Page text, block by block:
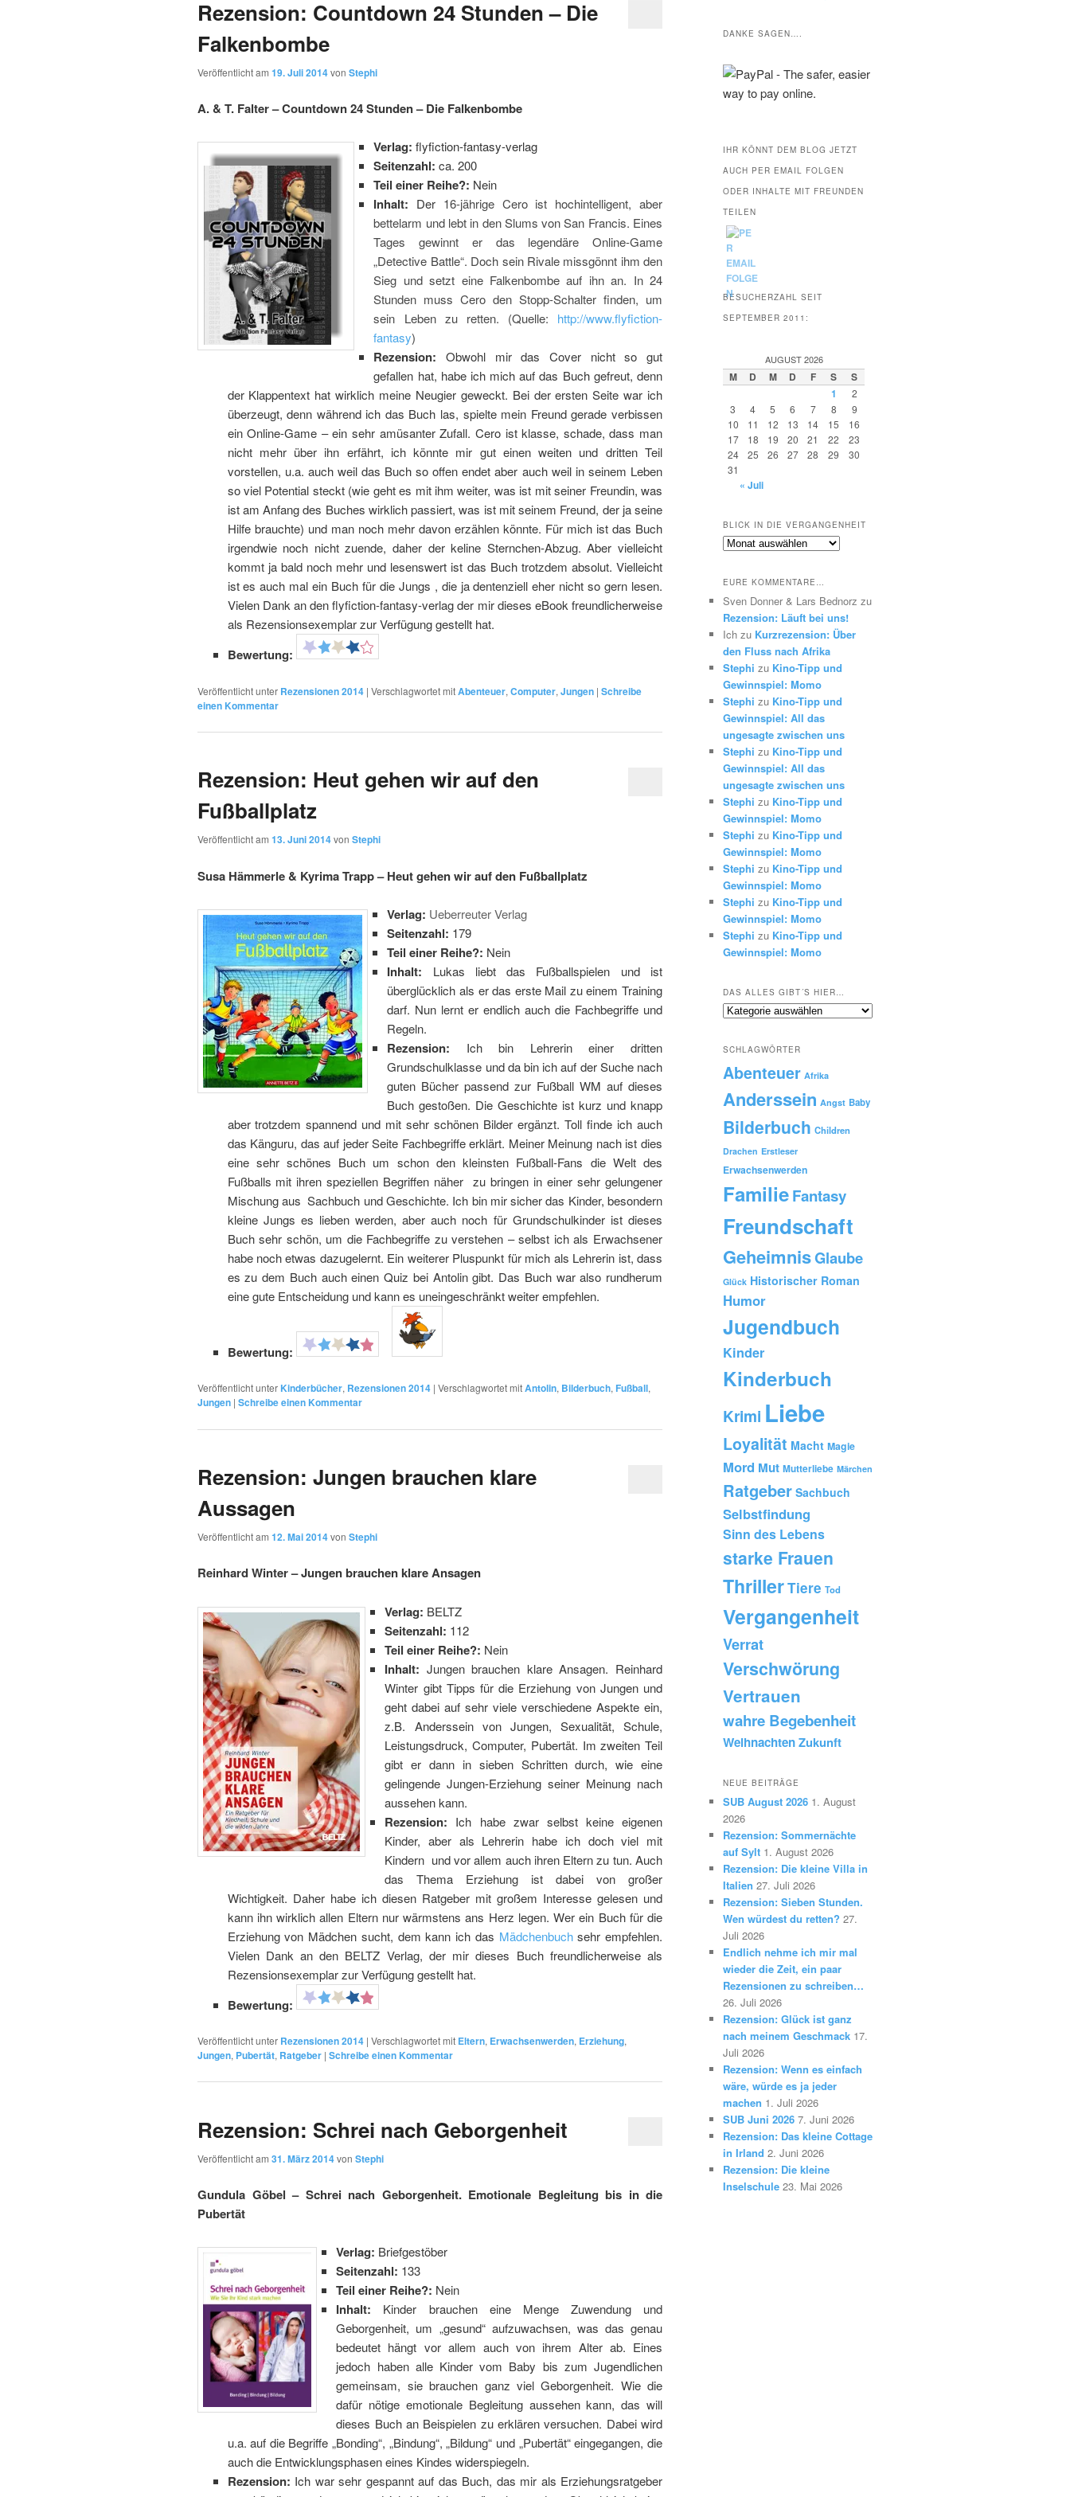
Rezension: Countdown 24 Stunden – Die
Falkenbombe
Veröffentlicht am 19. Juli 2014von Stephi
A. & T. Falter – Countdown 24 Stunden – Die Falkenbombe
Verlag:flyfiction-fantasy-verlag
Seitenzahl:ca. 200
Teil einer Reihe?: Nein
Inhalt: Der 16-jährige Cero ist hochintelligent, aber
bettelarm und lebt in den Slums von San Francis. Eines
Tages gewinnt er das legendäre Online-Game
„Detective Battle“. Doch sein Rivale missgönnt ihm den
Sieg undsetzt eine Falkenbombe auf ihn an. In 24
Stunden muss Cero den Stopp-Schalterfinden, um
sein Leben zu retten. (Quelle: http://www.flyfiction-
fantasy)
Rezension:Obwohl mir das Cover nicht so gut
gefallen hat, habe ich mich auf das Buch gefreut, denn
der Klappentext hat wirklich meine Neugier geweckt. Bei der ersten Seite war ich
überzeugt, denn während ich das Buch las, spielte mein Freund gerade verbissen
ein Online-Game – ein sehr amüsanter Zufall. Cero ist klasse, schade, dass man
nicht mehr über ihn erfährt, ich könnte mir gut einen weiten und dritten Teil
vorstellen, u.a. auch weil das Buch so offen endet aber auch weil in seinem Leben
so viel Potential steckt (wie geht es mit ihm weiter, was ist mit seiner Freundin, was
ist am Anfang des Buches wirklich passiert, was ist mit seinem Freund, der ja seine
Hilfe brauchte) und man noch mehr davon erzählen könnte. Für mich ist das Buch
irgendwie noch nicht zuende, daher der keline Sternchen-Abzug. Aber vielleicht
kommt ja bald noch mehr und lesenswert ist das Buch trotzdem absolut. Vielleicht
ist es auch mal ein Buch für die Jungs , die ja dentenziell eher nicht so gern lesen.
Vielen Dank an den flyfiction-fantasy-verlag der mir dieses eBook freundlicherweise
als Rezensionsexemplar zur Verfügung gestellt hat.
Bewertung:
Veröffentlicht unter Rezensionen 2014 | Verschlagwortet mitAbenteuer, Computer, Jungen | Schreibe
einen Kommentar
Rezension: Heut gehen wir auf den
Fußballplatz
Veröffentlicht am 13. Juni 2014von Stephi
Susa Hämmerle & Kyrima Trapp – Heut gehen wir auf den Fußballplatz
Verlag: Ueberreuter Verlag
Seitenzahl: 179
Teil einer Reihe?: Nein
Inhalt: Lukas liebt das Fußballspielen und ist
überglücklich als er das erste Mail zu einem Training
darf. Nun lernt er endlich auch die Fachbegriffe und
Regeln.
Rezension: Ich bin Lehrerin einer dritten
Grundschulklasse und da bin ich auf der Suche nach
guten Bücher passend zur Fußball WM auf dieses
Buch gestoßen. Die Geschichte ist kurz und knapp
aber trotzdem spannend und mit sehr schönen Bilder ergänzt. Toll finde ich auch
das Känguru, das auf jeder Seite Fachbegriffe erklärt. Meiner Meinung nach ist dies
eine sehr schönes Buch um schon den kleinsten Fußball-Fans die Welt des
Fußballs mit ihren speziellen Begriffen näher zu bringen in einer sehr gelungener
Mischung aus Sachbuch und Geschichte. Ich bin mir sicher das Kinder, besondern
kleine Jungs es lieben werden, aber auch noch für Grundschulkinder ist dieses
Buch sehr schön, um die Fachbegriffe zu verstehen – selbst ich als Erwachsener
habe noch etwas dazugelernt. Ein weiterer Pluspunkt für mich als Lehrerin ist, dass
es zu dem Buch auch einen Quiz bei Antolin gibt. Das Buch war also rundherum
eine gute Entscheidung und kann es uneingeschränkt weiter empfehlen.
Bewertung:
Veröffentlicht unter Kinderbücher, Rezensionen 2014 | Verschlagwortet mitAntolin, Bilderbuch, Fußball,
Jungen | Schreibe einen Kommentar
Rezension: Jungen brauchen klare
Aussagen
Veröffentlicht am 12. Mai 2014von Stephi
Reinhard Winter – Jungen brauchen klare Ansagen
Verlag: BELTZ
Seitenzahl: 112
Teil einer Reihe?: Nein
Inhalt: Jungen brauchen klare Ansagen. Reinhard
Winter gibt Tipps für die Erziehung von Jungen und
geht dabei auf sehr viele verschiedene Aspekte ein,
z.B. Anderssein von Jungen, Sexualität, Schule,
Leistungsdruck, Computer, Pubertät. Im zweiten Teil
gibt er dann in sieben Schritten durch, wie eine
gelingende Jungen-Erziehung seiner Meinung nach
aussehen kann.
Rezension: Ich habe zwar selbst keine eigenen
Kinder, aber als Lehrerin habe ich doch viel mit
Kindern und vor allem auch ihren Eltern zu tun. Auch
das Thema Erziehung ist dabei von großer
Wichtigkeit. Daher habe ich diesen Ratgeber mit großem Interesse gelesen und
kann ihn wirklich allen Eltern nur wärmstens ans Herz legen. Wer ein Buch für die
Erziehung von Mädchen sucht, dem kann ich das Mädchenbuchsehr empfehlen.
Vielen Dank an den BELTZ Verlag, der mir dieses Buch freundlicherweise als
Rezensionsexemplar zur Verfügung gestellt hat.
Bewertung:
Veröffentlicht unter Rezensionen 2014 | Verschlagwortet mit Eltern, Erwachsenwerden, Erziehung,
Jungen, Pubertät, Ratgeber | Schreibe einen Kommentar
Rezension: Schrei nach Geborgenheit
Veröffentlicht am 31. März 2014von Stephi
Gundula Göbel– Schrei nach Geborgenheit. Emotionale Begleitung bis in die
Pubertät
Verlag: Briefgestöber
Seitenzahl: 133
Teil einer Reihe?: Nein
Inhalt: Kinder brauchen eine Menge Zuwendung und
Geborgenheit, um „gesund“ aufzuwachsen, was das genau
bedeutet hängt vor allem auch von ihrem Alter ab. Eines
jedoch haben alle Kinder vom Baby bis zum Jugendlichen
gemeinsam, sie brauchen ganz viel Geborgenheit. Wie die
dafür nötige emotionale Begleitung aussehen kann, das will
dieses Buch an Beispielen zu erklären versuchen. Dabei wird
u.a. auf die Begriffe „Bonding“, „Bindung“, „Bildung“ und „Pubertät“ eingegangen, die
auch die Entwicklungsphasen eines Kindes widerspiegeln.
Rezension: Ich war sehr gespannt auf das Buch, das mir als Erziehungsratgeber
DANKE SAGEN….
IHR KÖNNT DEM BLOG JETZT
AUCH PER EMAIL FOLGEN
ODER INHALTE MIT FREUNDEN
TEILEN
BESUCHERZAHL SEIT
SEPTEMBER 2011:
AUGUST 2026
M D M D F S
S
1
2
3
4 5 6 7 8
9
10
11 12 13 14 15
16
17
18 19 20 21 22
23
24
25 26 27 28 29
30
31
« Juli
BLICK IN DIE VERGANGENHEIT
Blick
Vergangenheit
EURE KOMMENTARE…
Sven Donner & Lars Bednorz zu
Rezension: Läuft bei uns!
Ich zu Kurzrezension: Über
den Fluss nach Afrika
Stephi zu Kino-Tipp und
Gewinnspiel: Momo
Stephi zu Kino-Tipp und
Gewinnspiel: All das
ungesagte zwischen uns
Stephi zu Kino-Tipp und
Gewinnspiel: All das
ungesagte zwischen uns
Stephi zu Kino-Tipp und
Gewinnspiel: Momo
Stephi zu Kino-Tipp und
Gewinnspiel: Momo
Stephi zu Kino-Tipp und
Gewinnspiel: Momo
Stephi zu Kino-Tipp und
Gewinnspiel: Momo
Stephi zu Kino-Tipp und
Gewinnspiel: Momo
DAS ALLES GIBT´S HIER…
Das
´s
hier…
SCHLAGWÖRTER
Abenteuer Afrika
Anderssein Angst Baby
Bilderbuch Children
Drachen Erstleser
Erwachsenwerden
FamilieFantasy
Freundschaft
GeheimnisGlaube
Glück Historischer Roman
Humor
Jugendbuch
Kinder
Kinderbuch
Krimi Liebe
Loyalität Macht Magie
Mord Mut Mutterliebe Märchen
Ratgeber Sachbuch
Selbstfindung
Sinn des Lebens
starke Frauen
ThrillerTiere Tod
Vergangenheit
Verrat
Verschwörung
Vertrauen
wahre Begebenheit
WeihnachtenZukunft
NEUE BEITRÄGE
SUB August 2026 1. August
2026
Rezension: Sommernächte
auf Sylt 1. August 2026
Rezension: Die kleine Villa in
Italien 27. Juli 2026
Rezension: Sieben Stunden.
Wen würdest du retten? 27.
Juli 2026
Endlich nehme ich mir mal
wieder die Zeit, ein paar
Rezensionen zu schreiben…
26. Juli 2026
Rezension: Glück ist ganz
nach meinem Geschmack 17.
Juli 2026
Rezension: Wenn es einfach
wäre, würde es ja jeder
machen 1. Juli 2026
SUB Juni 2026 7. Juni 2026
Rezension: Das kleine Cottage
in Irland 2. Juni 2026
Rezension: Die kleine
Inselschule 23. Mai 2026